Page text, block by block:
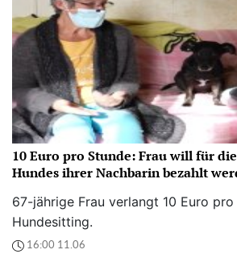
10 Euro pro Stunde: Frau will für
Hundes ihrer Nachbarin bezahlt
67-jährige Frau verlangt 10 Euro
Hundesitting.
16:00 11.06